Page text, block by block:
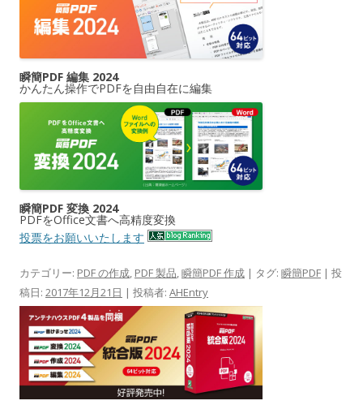
瞬簡PDF 編集 2024
かんたん操作でPDFを自由自在に編集
瞬簡PDF 変換 2024
PDFをOffice文書へ高精度変換
投票をお願いいたします
カテゴリー: PDF の作成, PDF 製品,瞬簡PDF 作成 | タグ: 瞬簡PDF | 投
稿日: 2017年12月21日 | 投稿者: AHEntry